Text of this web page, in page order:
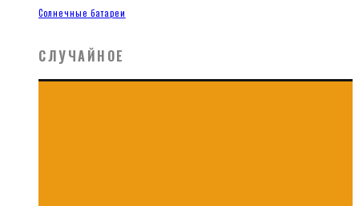
Солнечные батареи
СЛУЧАЙНОЕ